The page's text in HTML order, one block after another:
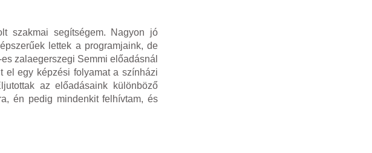
szakmai segítségem. Nagyon jó
lettek a programjaink, de
zalaegerszegi Semmi előadásnál
el egy képzési folyamat a színházi
az előadásaink különböző
én pedig mindenkit felhívtam, és